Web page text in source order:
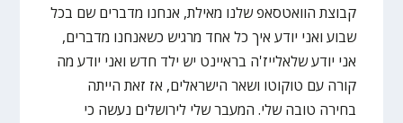
קבוצת הוואטסאפ שלנו מאילת, אנחנו מדברים שם בכל
שבוע ואני יודע איך כל אחד מרגיש כשאנחנו מדברים,
אני יודע שלאלייז'ה בראיינט יש ילד חדש ואני יודע מה
קורה עם טוקוטו ושאר הישראלים, אז זאת הייתה
בחירה טובה שלי. המעבר שלי לירושלים נעשה כי